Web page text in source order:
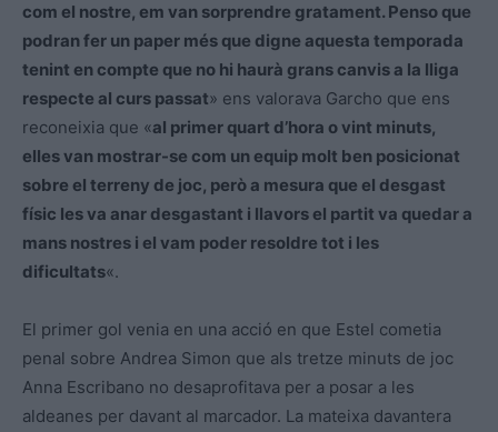
com el nostre, em van sorprendre gratament. Penso que
podran fer un paper més que digne aquesta temporada
tenint en compte que no hi haurà grans canvis a la lliga
respecte al curs passat» ens valorava Garcho que ens
reconeixia que «al primer quart d’hora o vint minuts,
elles van mostrar-se com un equip molt ben posicionat
sobre el terreny de joc, però a mesura que el desgast
físic les va anar desgastant i llavors el partit va quedar a
mans nostres i el vam poder resoldre tot i les
dificultats«.
El primer gol venia en una acció en que Estel cometia
penal sobre Andrea Simon que als tretze minuts de joc
Anna Escribano no desaprofitava per a posar a les
aldeanes per davant al marcador. La mateixa davantera